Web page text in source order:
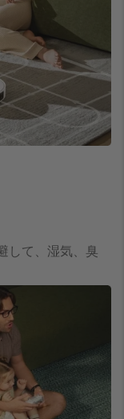
して、湿気、臭